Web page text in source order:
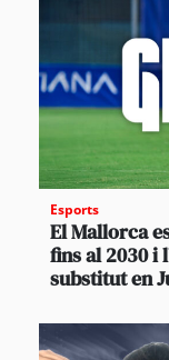
Esports
El Mallorca
fins al 2030 i
substitut en